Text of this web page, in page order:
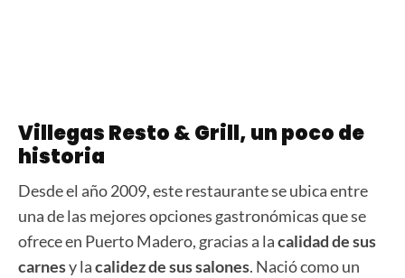
Villegas Resto & Grill, un poco de
historia
Desde el año 2009, este restaurante se ubica entre
una de las mejores opciones gastronómicas que se
ofrece en Puerto Madero, gracias a lacalidad de sus
carnesy lacalidez de sus salones. Nació como un